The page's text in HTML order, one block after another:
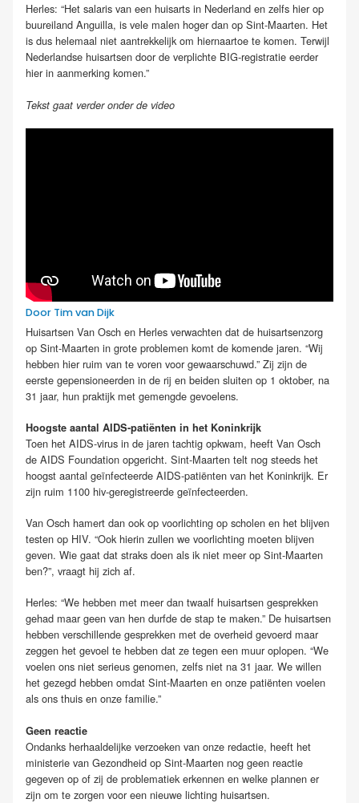
Herles: “Het salaris van een huisarts in Nederland en zelfs hier op
buureiland Anguilla, is vele malen hoger dan op Sint-Maarten. Het
is dus helemaal niet aantrekkelijk om hiernaartoe te komen. Terwijl
Nederlandse huisartsen door de verplichte BIG-registratie eerder
hier in aanmerking komen.”
Tekst gaat verder onder de video
Door Tim van Dijk
Huisartsen Van Osch en Herles verwachten dat de huisartsenzorg
op Sint-Maarten in grote problemen komt de komende jaren. “Wij
hebben hier ruim van te voren voor gewaarschuwd.” Zij zijn de
eerste gepensioneerden in de rij en beiden sluiten op 1 oktober, na
31 jaar, hun praktijk met gemengde gevoelens.
Hoogste aantal AIDS-patiënten in het Koninkrijk
Toen het AIDS-virus in de jaren tachtig opkwam, heeft Van Osch
de AIDS Foundation opgericht. Sint-Maarten telt nog steeds het
hoogst aantal geïnfecteerde AIDS-patiënten van het Koninkrijk. Er
zijn ruim 1100 hiv-geregistreerde geïnfecteerden.
Van Osch hamert dan ook op voorlichting op scholen en het blijven
testen op HIV. “Ook hierin zullen we voorlichting moeten blijven
geven. Wie gaat dat straks doen als ik niet meer op Sint-Maarten
ben?”, vraagt hij zich af.
Herles: “We hebben met meer dan twaalf huisartsen gesprekken
gehad maar geen van hen durfde de stap te maken.” De huisartsen
hebben verschillende gesprekken met de overheid gevoerd maar
zeggen het gevoel te hebben dat ze tegen een muur oplopen. “We
voelen ons niet serieus genomen, zelfs niet na 31 jaar. We willen
het gezegd hebben omdat Sint-Maarten en onze patiënten voelen
als ons thuis en onze familie.”
Geen reactie
Ondanks herhaaldelijke verzoeken van onze redactie, heeft het
ministerie van Gezondheid op Sint-Maarten nog geen reactie
gegeven op of zij de problematiek erkennen en welke plannen er
zijn om te zorgen voor een nieuwe lichting huisartsen.